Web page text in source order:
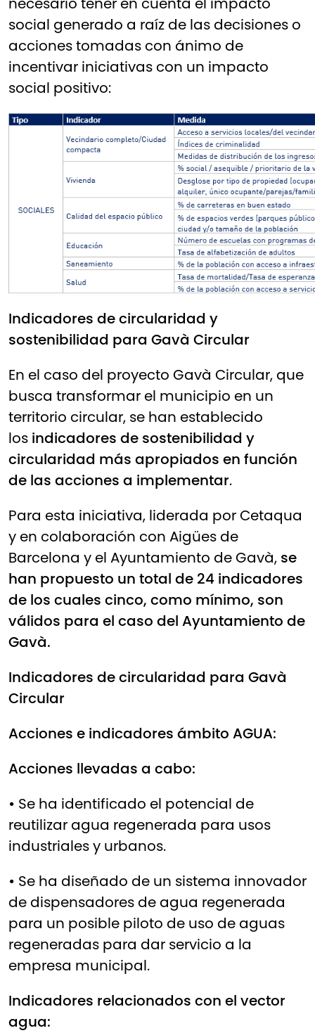
social generado a raíz de las decisiones o
acciones tomadas con ánimo de
incentivar iniciativas con un impacto
social positivo:
Indicadores de circularidad y
sostenibilidad para Gavà Circular
En el caso del proyecto Gavà Circular, que
busca transformar el municipio en un
territorio circular, se han establecido
los indicadores de sostenibilidad y
circularidad más apropiados en función
de las acciones a implementar.
Para esta iniciativa, liderada por Cetaqua
y en colaboración con Aigües de
Barcelona y el Ayuntamiento de Gavà, se
han propuesto un total de 24 indicadores
de los cuales cinco, como mínimo, son
válidos para el caso del Ayuntamiento de
Gavà.
Indicadores de circularidad para Gavà
Circular
Acciones e indicadores ámbito AGUA:
Acciones llevadas a cabo:
• Se ha identificado el potencial de
reutilizar agua regenerada para usos
industriales y urbanos.
• Se ha diseñado de un sistema innovador
de dispensadores de agua regenerada
para un posible piloto de uso de aguas
regeneradas para dar servicio a la
empresa municipal.
Indicadores relacionados con el vector
agua: